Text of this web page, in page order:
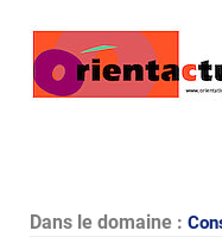
Dans le domaine :